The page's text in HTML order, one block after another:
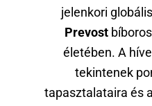
jelenkori
Prevost
életében. A
tekintenek
tapasztalataira és